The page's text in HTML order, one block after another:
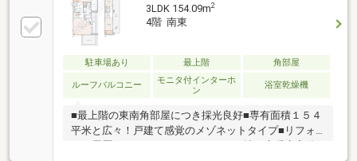
3LDK 154.09m2
4階 南東
駐車場あり 最上階 角部屋
ルーフバルコニー
モニタ付インターホ
ン
浴室乾燥機
■最上階の東南角部屋につき採光良好■専有面積１５４
平米と広々！戸建て感覚のメゾネットタイプ■リフォ
ーム履歴あり■ＬＤＫはゆとりの２７帖、床暖房完備■